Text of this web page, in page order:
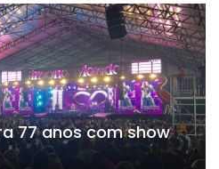
77 anos com show